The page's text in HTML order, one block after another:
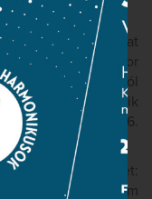
betűzni, és mint hat
könyveim. Akkor
koromból
Lajtha László egyik
Rózához, 1916.
érdeklődését:
partitúrákat írtam